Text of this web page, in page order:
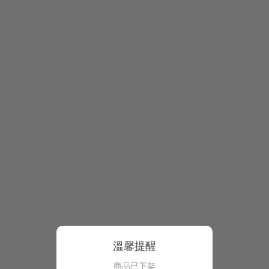
溫馨提醒
商品已下架